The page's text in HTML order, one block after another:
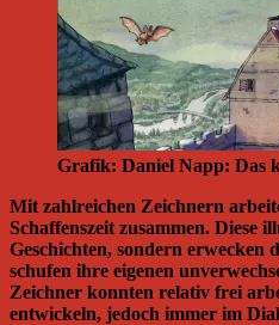
Grafik: Daniel Napp: Das
Mit zahlreichen Zeichnern
Schaffenszeit zusammen. Diese
Geschichten, sondern erwecken
schufen ihre eigenen
Zeichner konnten relativ frei
entwickeln, jedoch immer im